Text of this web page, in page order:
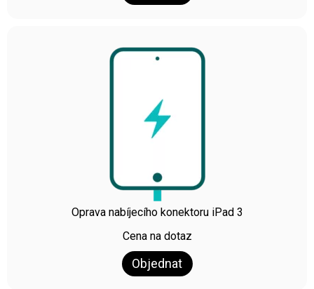
Oprava nabíjecího konektoru iPad 3
Cena na dotaz
Objednat